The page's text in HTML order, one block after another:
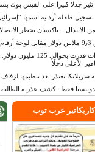
جدلا كبيرا على الفيس بوك بسبب
طفلة أردنية اسمها “إسرائيل”
الابتذال .. باكستان تحظر الاتصالات
بإيرادات قدرت بحوالي
الأعلى دخلًا
تعتذر بعد تنظيمها لزفاف
فقط.. كشف عذرية الطالبات
عرب توب